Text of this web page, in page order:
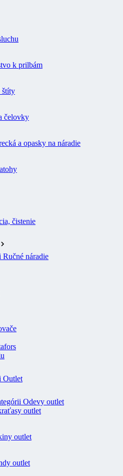
k prilbám
štíty
čelovky
a opasky na náradie
čistenie
náradie
Outlet
Odevy outlet
outlet